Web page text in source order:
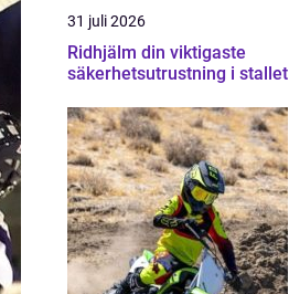
31 juli 2026
Ridhjälm din viktigaste
säkerhetsutrustning i stallet